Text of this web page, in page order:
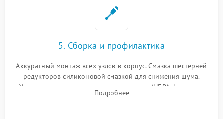
5. Сборка и профилактика
Аккуратный монтаж всех узлов в корпус. Смазка шестерней
редукторов силиконовой смазкой для снижения шума.
Установка новых расходных материалов (HEPA-фильтров,
микрофибры, щеток). Надежная фиксация разъемов и
Подробнее